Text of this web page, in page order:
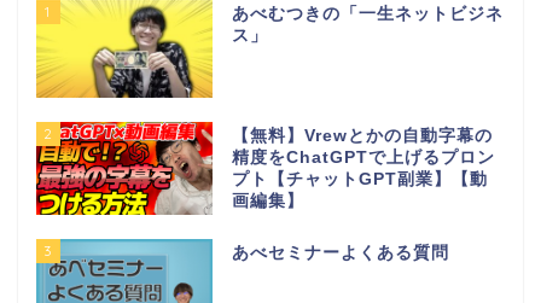
1
あべむつきの「一生ネットビジネ
ス」
2
【無料】Vrewとかの自動字幕の
精度をChatGPTで上げるプロン
プト【チャットGPT副業】【動
画編集】
3 あべセミナーよくある質問